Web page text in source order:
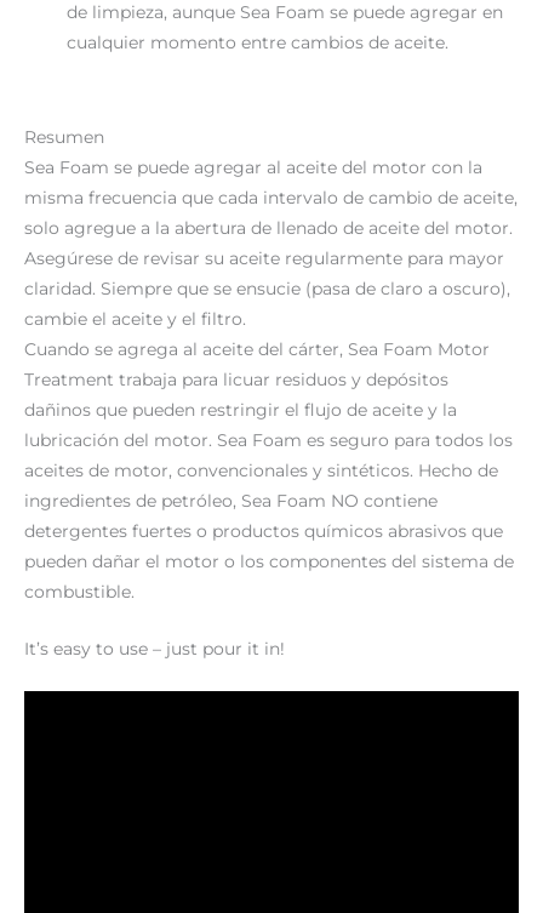
de limpieza, aunque Sea Foam se puede agregar en
cualquier momento entre cambios de aceite.
Resumen
Sea Foam se puede agregar al aceite del motor con la
misma frecuencia que cada intervalo de cambio de aceite,
solo agregue a la abertura de llenado de aceite del motor.
Asegúrese de revisar su aceite regularmente para mayor
claridad. Siempre que se ensucie (pasa de claro a oscuro),
cambie el aceite y el filtro.
Cuando se agrega al aceite del cárter, Sea Foam Motor
Treatment trabaja para licuar residuos y depósitos
dañinos que pueden restringir el flujo de aceite y la
lubricación del motor. Sea Foam es seguro para todos los
aceites de motor, convencionales y sintéticos. Hecho de
ingredientes de petróleo, Sea Foam NO contiene
detergentes fuertes o productos químicos abrasivos que
pueden dañar el motor o los componentes del sistema de
combustible.
It’s easy to use – just pour it in!